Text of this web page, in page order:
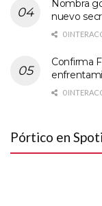
Nombra
nuevo
0
Confirma
0
Pórtico en